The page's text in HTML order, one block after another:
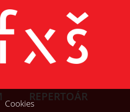
REPERTOÁR
Cookies